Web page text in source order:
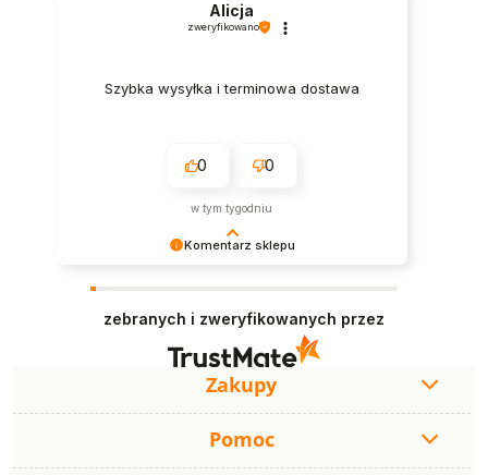
Komentarz sklepu
nas najlepsza motywacja do dalszego rozwoju.
Staramy się, aby zakupy w naszym sklepie były
wygodne, szybkie i satysfakcjonujące. Miło
wiedzieć, że nasze starania są doceniane.
Alicja
zweryfikowano
Szybka wysyłka i terminowa dostawa
0 0
w tym tygodniu
zebranych i zweryfikowanych przez
Zakupy
Pomoc